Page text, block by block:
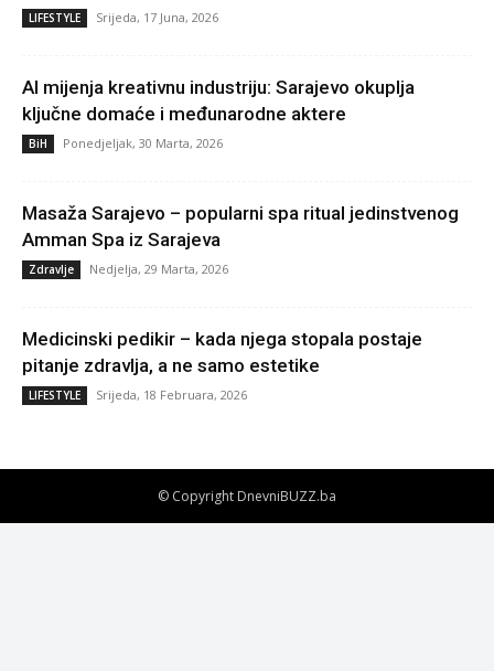
LIFESTYLE Srijeda, 17 Juna, 2026
AI mijenja kreativnu industriju: Sarajevo okuplja
ključne domaće i međunarodne aktere
BiH Ponedjeljak, 30 Marta, 2026
Masaža Sarajevo – popularni spa ritual jedinstvenog
Amman Spa iz Sarajeva
Zdravlje Nedjelja, 29 Marta, 2026
Medicinski pedikir – kada njega stopala postaje
pitanje zdravlja, a ne samo estetike
LIFESTYLE Srijeda, 18 Februara, 2026
© Copyright DnevniBUZZ.ba